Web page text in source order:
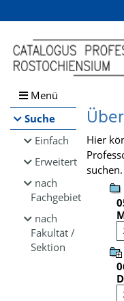
Browsen
direkt zum Inhalt
Menü
Suche
Einfach
Erweitert
nach
Fachgebiet
nach
Fakultät /
Sektion
Hier
suchen.